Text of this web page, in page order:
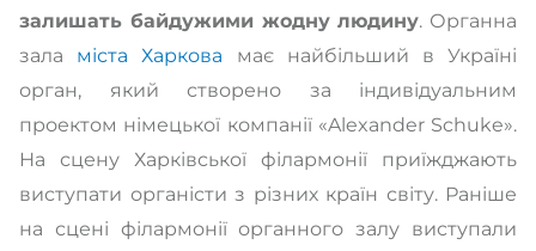
залишать байдужими жодну людину. Органна
зала міста Харкова має найбільший в Україні
орган, який створено за індивідуальним
проектом німецької компанії «Alexander Schuke».
На сцену Харківської філармонії приїжджають
виступати органісти з різних країн світу. Раніше
на сцені філармонії органного залу виступали